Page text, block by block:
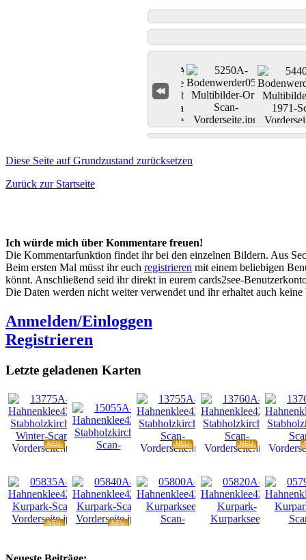
Diese Seite auf Grundzustand zurücksetzen
Zurück zur Startseite
Ich würde mich über Kommentare freuen!
Die Kommentarfunktion findet ihr bei den einzelnen Bildern. Aus
Beim ersten Mal müsst ihr euch registrieren mit einem beliebigen
könnt. Anschließend seid ihr direkt in eurem cards2see-
Die Daten werden nicht weiter verwendet und ihr erhaltet auch
Anmelden/Einloggen
Registrieren
Letzte geladenen Karten
NEU NEU NEU
NEU
NEU